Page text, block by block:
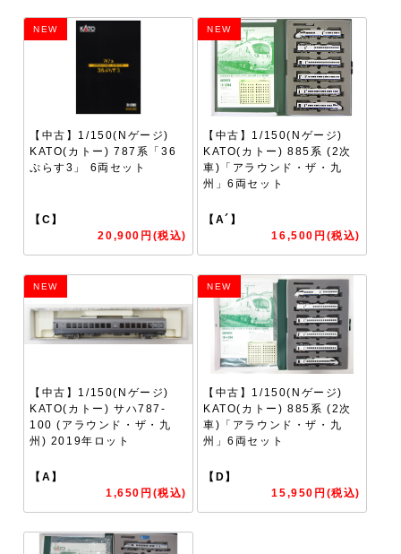
NEW
【中古】1/150(Nゲージ)
KATO(カトー) 787系「36
ぷらす3」 6両セット
【C】
20,900円(税込)
NEW
【中古】1/150(Nゲージ)
KATO(カトー) 885系 (2次
車)「アラウンド・ザ・九
州」6両セット
【A´】
16,500円(税込)
NEW
【中古】1/150(Nゲージ)
KATO(カトー) サハ787-
100 (アラウンド・ザ・九
州) 2019年ロット
【A】
1,650円(税込)
NEW
【中古】1/150(Nゲージ)
KATO(カトー) 885系 (2次
車)「アラウンド・ザ・九
州」6両セット
【D】
15,950円(税込)